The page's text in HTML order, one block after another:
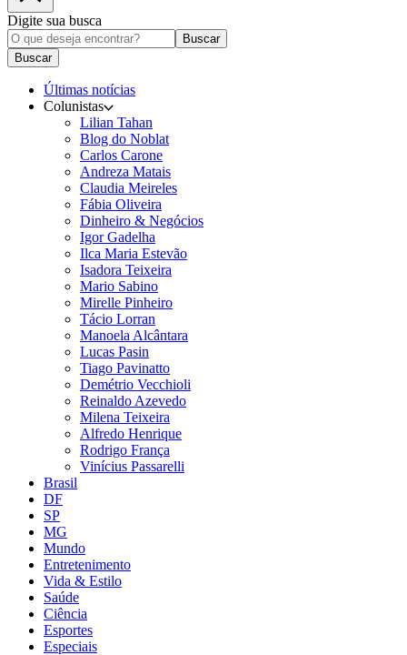
Digite sua busca
Buscar
Buscar
Últimas notícias
Colunistas
Lilian Tahan
Blog do Noblat
Carlos Carone
Andreza Matais
Claudia Meireles
Fábia Oliveira
Dinheiro & Negócios
Igor Gadelha
Ilca Maria Estevão
Isadora Teixeira
Mario Sabino
Mirelle Pinheiro
Tácio Lorran
Manoela Alcântara
Lucas Pasin
Tiago Pavinatto
Demétrio Vecchioli
Reinaldo Azevedo
Milena Teixeira
Alfredo Henrique
Rodrigo França
Vinícius Passarelli
Brasil
DF
SP
MG
Mundo
Entretenimento
Vida & Estilo
Saúde
Ciência
Esportes
Especiais